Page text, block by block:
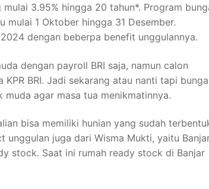
3.95% hingga 20 tahun*. Program
1 Oktober hingga 31 Desember.
dengan beberpa benefit unggulannya.
dengan payroll BRI saja, namun calon
BRI. Jadi sekarang atau nanti tapi bunga
muda agar masa tua menikmatinnya.
bisa memiliki hunian yang sudah
unggulan juga dari Wisma Mukti, yaitu
stock. Saat ini rumah ready stock di Banjar